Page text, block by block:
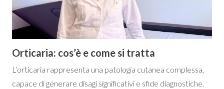
Orticaria: cos’è e come si tratta
L’orticaria rappresenta una patologia cutanea complessa,
capace di generare disagi significativi e sfide diagnostiche.